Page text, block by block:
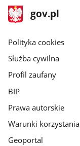
stopka
gov.pl
Strona
gov.pl
gov.pl
Polityka cookies
Służba cywilna
Profil zaufany
BIP
Prawa autorskie
Warunki korzystania
Geoportal